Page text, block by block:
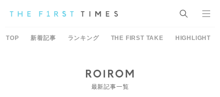
TOP 新着記事 ランキング THE FIRST TAKE HIGHLIGHT
ROIROM
最新記事一覧